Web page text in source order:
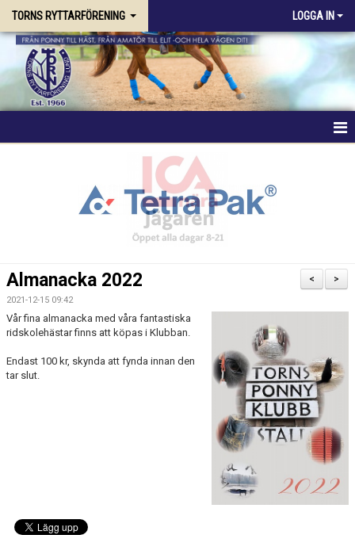
TORNS RYTTARFÖRENING LOGGA IN
STALLPLATS
TÄVLING
ANLÄGGNING
>
<
Almanacka 2022
2021-12-15 09:42
Vår fina almanacka med våra fantastiska
ridskolehästar finns att köpas i Klubban.
Endast 100 kr, skynda att fynda innan den
tar slut.